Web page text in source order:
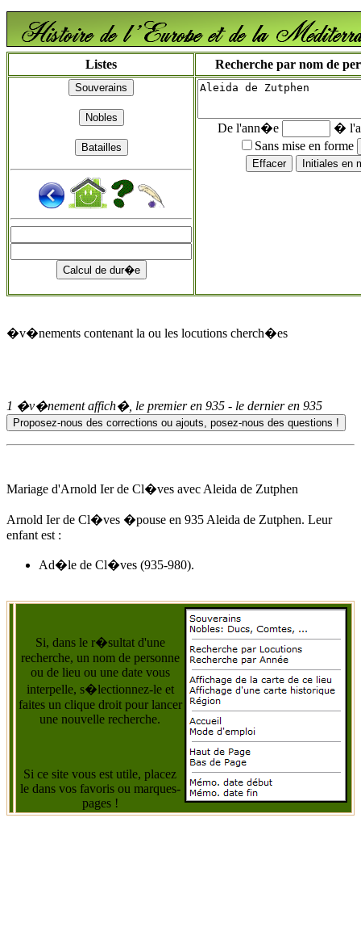
Listes Recherche par nom de
De l'ann�e
�
Sans mise en forme
�v�nements contenant la ou les locutions cherch�es
1 �v�nement affich�, le premier en 935 - le dernier en 935
Mariage d'Arnold Ier de Cl�ves avec Aleida de Zutphen
Arnold Ier de Cl�ves �pouse en 935 Aleida de Zutphen. Leur
enfant est :
Ad�le de Cl�ves (935-980).
Si, dans le r�sultat d'une
recherche, un nom de personne
ou de lieu ou une date vous
interpelle, s�lectionnez-le et
faites un clique droit pour lancer
une nouvelle recherche.
Si ce site vous est utile, placez
le dans vos favoris ou marques-
pages !